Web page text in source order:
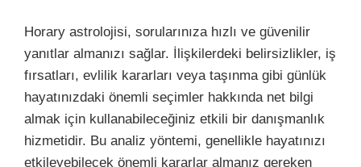
Horary astrolojisi, sorularınıza hızlı ve güvenilir
yanıtlar almanızı sağlar. İlişkilerdeki belirsizlikler, iş
fırsatları, evlilik kararları veya taşınma gibi günlük
hayatınızdaki önemli seçimler hakkında net bilgi
almak için kullanabileceğiniz etkili bir danışmanlık
hizmetidir. Bu analiz yöntemi, genellikle hayatınızı
etkileyebilecek önemli kararlar almanız gereken